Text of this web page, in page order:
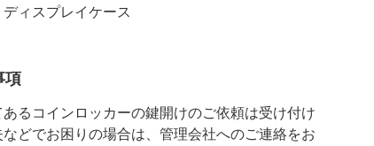
ィスプレイケース
項
るコインロッカーの鍵開けのご依頼は受け付け
どでお困りの場合は、管理会社へのご連絡をお